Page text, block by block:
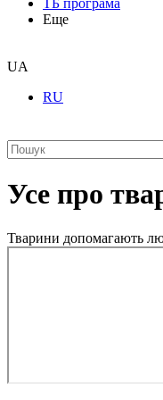
ТБ програма
Еще
UA
RU
Усе про
Тварини допомагають